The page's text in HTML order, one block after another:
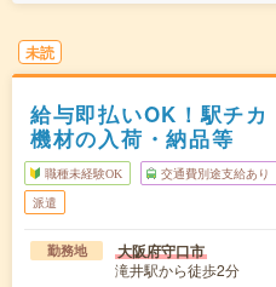
未読
給与即払いOK！駅チカ
機材の入荷・納品等
職種未経験OK 交通費別途支給あり
派遣
勤務地 大阪府守口市
滝井駅から徒歩2分